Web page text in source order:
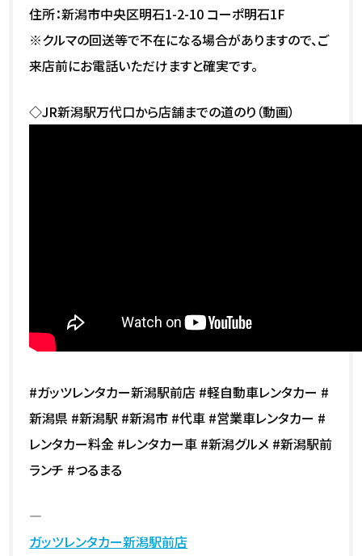
住所：新潟市中央区明石1-2-10 コーポ明石1F
※クルマの回送等で不在になる場合がありますので、ご
来店前にお電話いただけますと確実です。
◇JR新潟駅万代口から店舗までの道のり（動画）
#ガッツレンタカー新潟駅前店 #軽自動車レンタカー #
新潟県 #新潟駅 #新潟市 #代車 #営業車レンタカー #
レンタカー料金 #レンタカー車 #新潟グルメ #新潟駅前
ランチ #つるまる
—
ガッツレンタカー新潟駅前店